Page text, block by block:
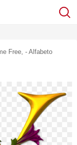
Free, - Alfabeto